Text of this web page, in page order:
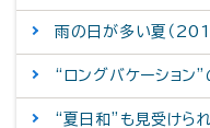
雨の日が多い夏（
“ロングバケーショ
“夏日和”も見受けら